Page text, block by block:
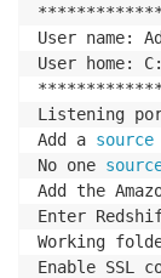
User name:
User home: C:
Listening
Add a source
No one
Add the
Enter
Working
Enable SSL